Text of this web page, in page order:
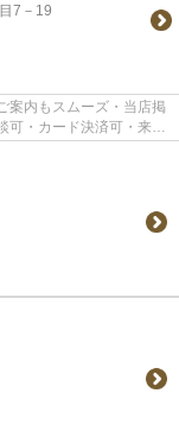
7－19
案内もスムーズ・当店掲
可・カード決済可・来店